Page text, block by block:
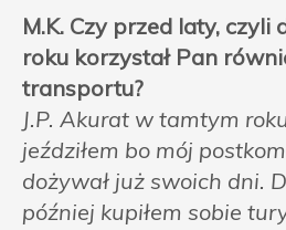
M.K. Czy przed laty, czyli
roku korzystał Pan
transportu?
J.P. Akurat w tamtym
jeździłem bo mój
dożywał już swoich dni.
później kupiłem sobie